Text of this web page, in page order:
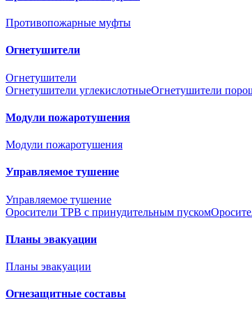
Противопожарные муфты
Огнетушители
Огнетушители
Огнетушители углекислотныеОгнетушители
Модули пожаротушения
Модули пожаротушения
Управляемое тушение
Управляемое тушение
Оросители ТРВ с принудительным пуском
Планы эвакуации
Планы эвакуации
Огнезащитные составы